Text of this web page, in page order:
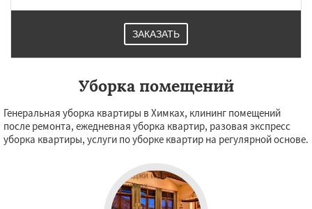
ЗАКАЗАТЬ
Уборка помещений
Генеральная уборка квартиры в Химках, клининг помещений
после ремонта, ежедневная уборка квартир, разовая экспресс
уборка квартиры, услуги по уборке квартир на регулярной основе.